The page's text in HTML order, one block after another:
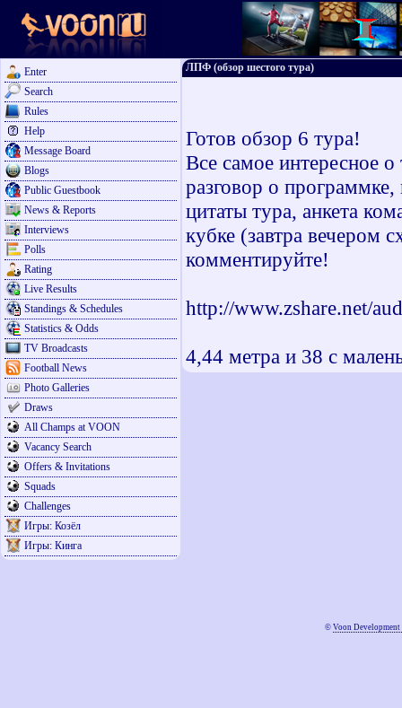
Enter
Search
Rules
Help
Message Board
Blogs
Public Guestbook
News & Reports
Interviews
Polls
Rating
Live Results
Standings & Schedules
Statistics & Odds
TV Broadcasts
Football News
Photo Galleries
Draws
All Champs at VOON
Vacancy Search
Offers & Invitations
Squads
Challenges
Игры: Козёл
Игры: Кинга
ЛПФ (обзор шестого тура)
Готов обзор 6 тура!
Все самое интересное
разговор о
цитаты тура, анкета
кубке (завтра вечером
комментируйте!
http://www.zshare.net/
4,44 метра и 38 с
© Voon Development